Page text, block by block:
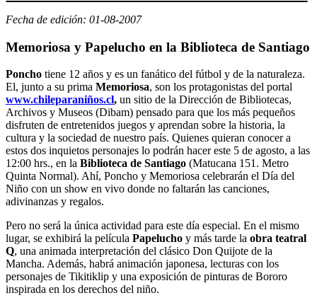
Fecha de edición: 01-08-2007
Memoriosa y Papelucho en la Biblioteca de Santiago
Poncho tiene 12 años y es un fanático del fútbol y de la naturaleza.
El, junto a su prima Memoriosa, son los protagonistas del portal
www.chileparaniños.cl, un sitio de la Dirección de Bibliotecas,
Archivos y Museos (Dibam) pensado para que los más pequeños
disfruten de entretenidos juegos y aprendan sobre la historia, la
cultura y la sociedad de nuestro país. Quienes quieran conocer a
estos dos inquietos personajes lo podrán hacer este 5 de agosto, a las
12:00 hrs., en la Biblioteca de Santiago (Matucana 151. Metro
Quinta Normal). Ahí, Poncho y Memoriosa celebrarán el Día del
Niño con un show en vivo donde no faltarán las canciones,
adivinanzas y regalos.
Pero no será la única actividad para este día especial. En el mismo
lugar, se exhibirá la película Papelucho y más tarde la obra teatral
Q, una animada interpretación del clásico Don Quijote de la
Mancha. Además, habrá animación japonesa, lecturas con los
personajes de Tikitiklip y una exposición de pinturas de Bororo
inspirada en los derechos del niño.